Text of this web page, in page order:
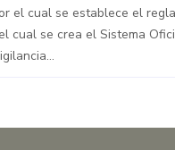
el cual se establece el
cual se crea el Sistema